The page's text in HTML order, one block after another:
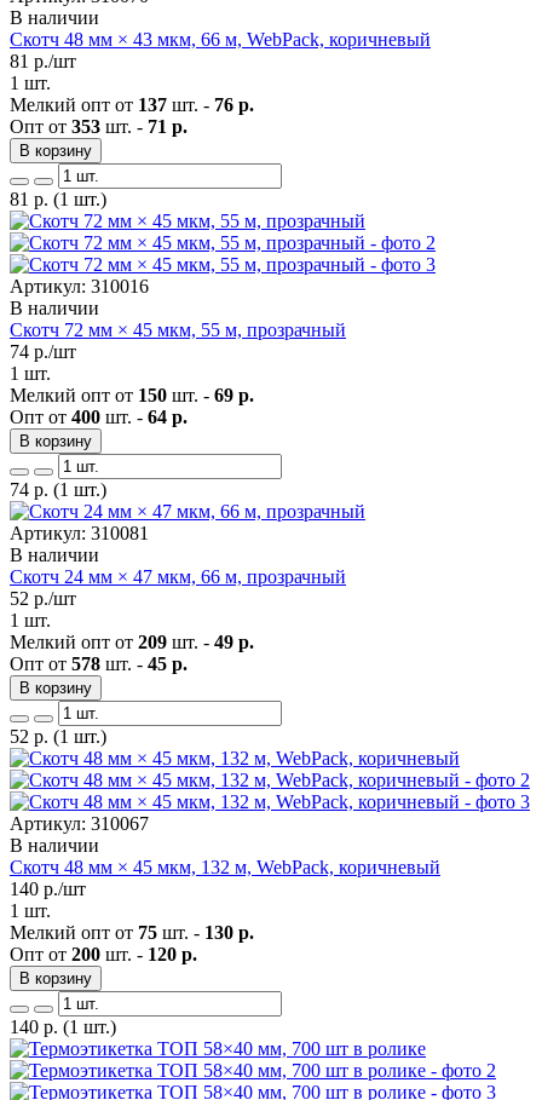
В наличии
Скотч 48 мм × 43 мкм, 66 м, WebPack, коричневый
81 р./шт
1 шт.
Мелкий опт от 137 шт. - 76 р.
Опт от 353 шт. - 71 р.
В корзину
81 р. (1 шт.)
Артикул: 310016
В наличии
Скотч 72 мм × 45 мкм, 55 м, прозрачный
74 р./шт
1 шт.
Мелкий опт от 150 шт. - 69 р.
Опт от 400 шт. - 64 р.
В корзину
74 р. (1 шт.)
Артикул: 310081
В наличии
Скотч 24 мм × 47 мкм, 66 м, прозрачный
52 р./шт
1 шт.
Мелкий опт от 209 шт. - 49 р.
Опт от 578 шт. - 45 р.
В корзину
52 р. (1 шт.)
Артикул: 310067
В наличии
Скотч 48 мм × 45 мкм, 132 м, WebPack, коричневый
140 р./шт
1 шт.
Мелкий опт от 75 шт. - 130 р.
Опт от 200 шт. - 120 р.
В корзину
140 р. (1 шт.)